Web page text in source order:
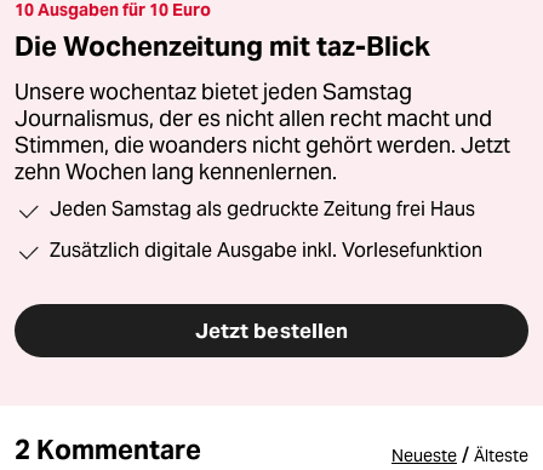
10 Ausgaben für 10 Euro
Die Wochenzeitung mit taz-Blick
Unsere wochentaz bietet jeden Samstag
Journalismus, der es nicht allen recht macht und
Stimmen, die woanders nicht gehört werden. Jetzt
zehn Wochen lang kennenlernen.
Jeden Samstag als gedruckte Zeitung frei Haus
Zusätzlich digitale Ausgabe inkl. Vorlesefunktion
Jetzt bestellen
2 Kommentare Neueste / Älteste